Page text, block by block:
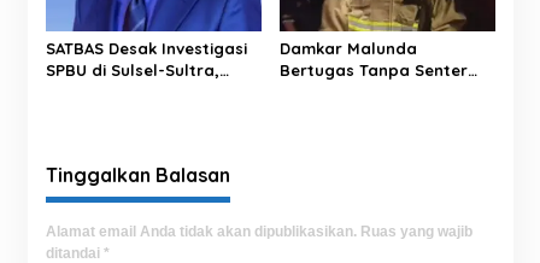
SATBAS Desak Investigasi
SPBU di Sulsel-Sultra,
Damkar Malunda
Bertugas Tanpa Senter
Tinggalkan Balasan
Alamat email Anda tidak akan dipublikasikan. Ruas yang wajib
ditandai *